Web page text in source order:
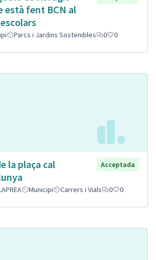
està fent BCN al
Parcs i Jardins Sostenibles 0 0
la plaça cal
Acceptada
Municipi Carrers i Vials 0 0